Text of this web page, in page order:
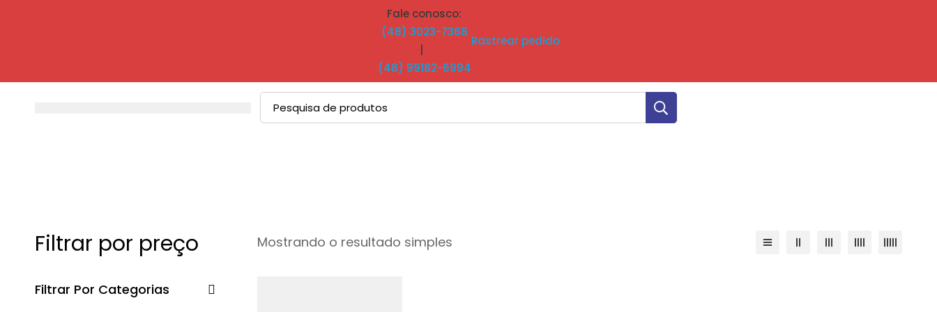
Fale conosco:
(48) 3023-7368
(48) 99182-6994
Rastrear pedido
Procurar
por:
Filtrar por preço
Filtrar Por Categorias
Mostrando o resultado simples